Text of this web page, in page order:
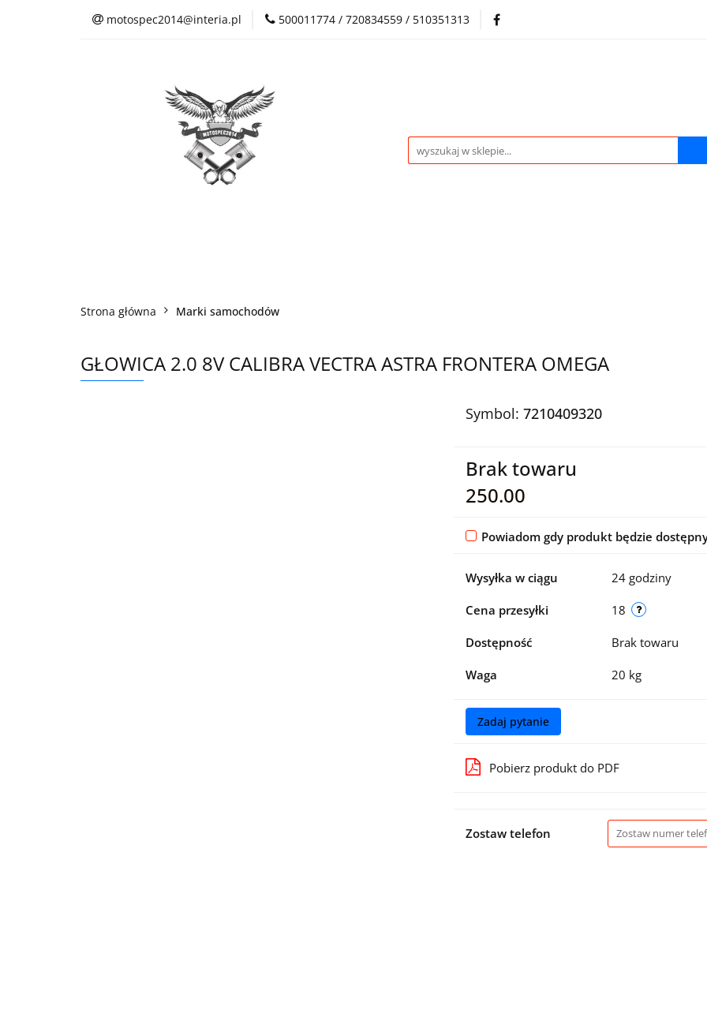
motospec2014@interia.pl 500011774 / 720834559 / 510351313
Sklep Auto Części Regulamin sklepu
Kontakt
Strona główna Marki samochodów
GŁOWICA 2.0 8V CALIBRA VECTRA ASTRA FRONTERA OMEGA
Symbol: 7210409320
Brak towaru
250.00
Powiadom gdy produkt będzie
Wysyłka w ciągu 24 godziny
Cena przesyłki 18
Dostępność Brak towaru
Waga 20 kg
Zadaj pytanie
Pobierz produkt do PDF
Zostaw telefon